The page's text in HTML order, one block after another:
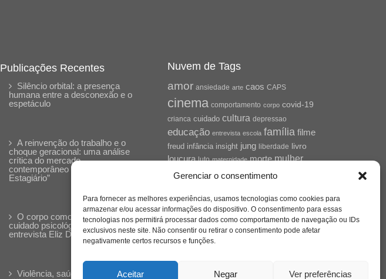
Gerenciar o consentimento
Para fornecer as melhores experiências, usamos tecnologias como cookies para
armazenar e/ou acessar informações do dispositivo. O consentimento para essas
tecnologias nos permitirá processar dados como comportamento de navegação ou IDs
exclusivos neste site. Não consentir ou retirar o consentimento pode afetar
negativamente certos recursos e funções.
Aceitar Negar Ver preferências
Publicações Recentes
Silêncio orbital: a presença
humana entre a desconexão e o
espetáculo
A reinvenção do trabalho e o
choque geracional: uma análise
crítica do mercado
contemporâneo em “Um Senhor
Estagiário”
O corpo como expressão do
cuidado psicológico: (En)Cena
entrevista Eliz Dorneles
Violência, saúde mental e a
Nuvem de Tags
amor ansiedade arte caos CAPS
cinema comportamento corpo covid-19
crianca cuidado cultura depressao
educação entrevista escola família filme
freud infância insight jung liberdade livro
loucura luto maternidade morte mulher
pandemia psicanálise
psicologia redes sociais
saúdesaúde mental
sexualidade sociedade SUS
tecnologia
violência